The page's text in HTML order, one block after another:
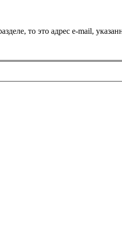
то это адрес e-mail,